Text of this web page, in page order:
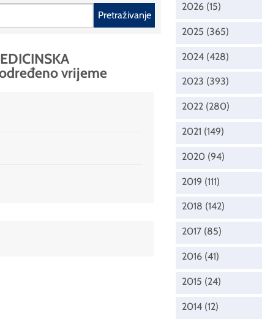
Pretraživanje
vrijeme
2026 (15)
2025 (365)
2024 (428)
2023 (393)
2022 (280)
2021 (149)
2020 (94)
2019 (111)
2018 (142)
2017 (85)
2016 (41)
2015 (24)
2014 (12)